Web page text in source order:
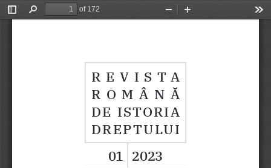
Toggle
Find
of 172
Zoom
R  E  V  I  S  T A
ROMÂNĂ
DE  ISTORIA
DREPTULUI
01 2023